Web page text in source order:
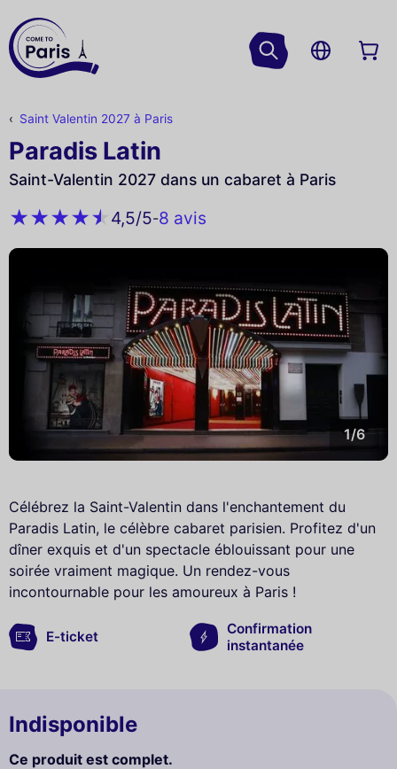
Saint Valentin 2027 à Paris
Paradis Latin
Saint-Valentin 2027 dans un cabaret à Paris
4,5/5-8 avis
1/6
Célébrez la Saint-Valentin dans l'enchantement du
Paradis Latin, le célèbre cabaret parisien. Profitez d'un
dîner exquis et d'un spectacle éblouissant pour une
soirée vraiment magique. Un rendez-vous
incontournable pour les amoureux à Paris !
E-ticket
Confirmation
instantanée
Indisponible
Ce produit est complet.